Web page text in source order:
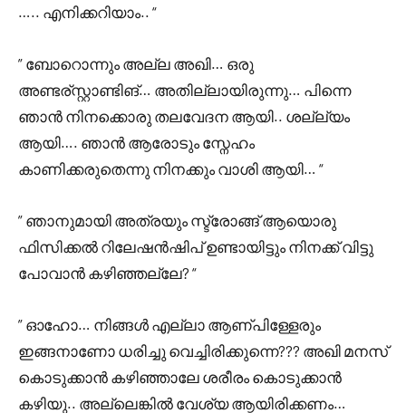
….. എനിക്കറിയാം.. “
” ബോറൊന്നും അല്ല അഖി… ഒരു
അണ്ടര്സ്റ്റാണ്ടിങ്… അതില്ലായിരുന്നു… പിന്നെ
ഞാൻ നിനക്കൊരു തലവേദന ആയി.. ശല്ല്യം
ആയി…. ഞാൻ ആരോടും സ്നേഹം
കാണിക്കരുതെന്നു നിനക്കും വാശി ആയി… “
” ഞാനുമായി അത്രയും സ്ട്രോങ്ങ്‌ ആയൊരു
ഫിസിക്കൽ റിലേഷൻഷിപ് ഉണ്ടായിട്ടും നിനക്ക് വിട്ടു
പോവാൻ കഴിഞ്ഞല്ലേ? “
” ഓഹോ… നിങ്ങൾ എല്ലാ ആണ്പിള്ളേരും
ഇങ്ങനാണോ ധരിച്ചു വെച്ചിരിക്കുന്നെ??? അഖി മനസ്
കൊടുക്കാൻ കഴിഞ്ഞാലേ ശരീരം കൊടുക്കാൻ
കഴിയു.. അല്ലെങ്കിൽ വേശ്യ ആയിരിക്കണം…